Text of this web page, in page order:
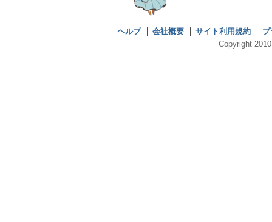
ヘルプ 会社概要 サイト利用規約
Copyright